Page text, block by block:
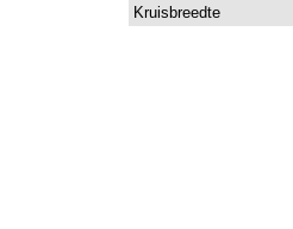
Kruisbreedte